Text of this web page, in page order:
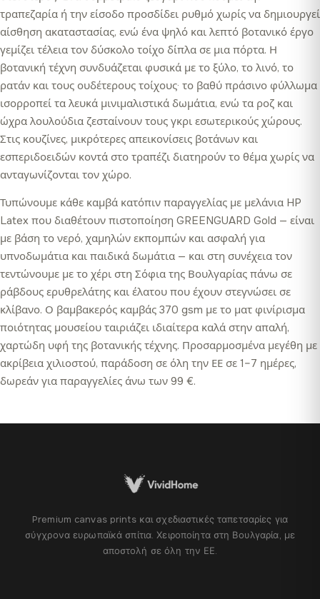
τραπεζαρία ή την είσοδο προσδίδει ρυθμό χωρίς να δημιουργεί
αίσθηση ακαταστασίας, ενώ ένα ψηλό και λεπτό βοτανικό έργο
γεμίζει τέλεια τον δύσκολο τοίχο δίπλα σε μια πόρτα. Η
βοτανική τέχνη συνδυάζεται φυσικά με το ξύλο, το λινό, το
ρατάν και τους ουδέτερους τοίχους· το βαθύ πράσινο φύλλωμα
ισορροπεί τα λευκά μινιμαλιστικά δωμάτια, ενώ τα ροζ και
ώχρα λουλούδια ζεσταίνουν τους γκρι εσωτερικούς χώρους.
Στις κουζίνες, μικρότερες απεικονίσεις βοτάνων και
εσπεριδοειδών κοντά στο τραπέζι διατηρούν το θέμα χωρίς να
ανταγωνίζονται τον χώρο.
Τυπώνουμε κάθε καμβά κατόπιν παραγγελίας με μελάνια HP
Latex που διαθέτουν πιστοποίηση GREENGUARD Gold — είναι
με βάση το νερό, χαμηλών εκπομπών και ασφαλή για
υπνοδωμάτια και παιδικά δωμάτια — και στη συνέχεια τον
τεντώνουμε με το χέρι στη Σόφια της Βουλγαρίας πάνω σε
ράβδους ερυθρελάτης και έλατου που έχουν στεγνώσει σε
κλίβανο. Ο βαμβακερός καμβάς 370 gsm με το ματ φινίρισμα
ποιότητας μουσείου ταιριάζει ιδιαίτερα καλά στην απαλή,
χαρτώδη υφή της βοτανικής τέχνης. Προσαρμοσμένα μεγέθη με
ακρίβεια χιλιοστού, παράδοση σε όλη την ΕΕ σε 1–7 ημέρες,
δωρεάν για παραγγελίες άνω των 99 €.
Premium canvas prints και σχεδιαστικές ταπετσαρίες για
σύγχρονα ευρωπαϊκά σπίτια. Χειροποίητα στη Βουλγαρία, με
αποστολή σε όλη την ΕΕ.